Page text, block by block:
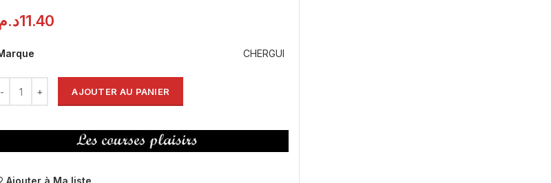
11.40
CHERGUI
AJOUTER AU PANIER